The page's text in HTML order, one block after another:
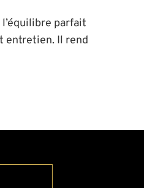
parfait
entretien. Il rend